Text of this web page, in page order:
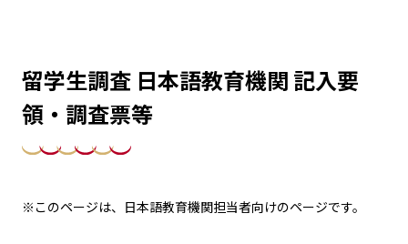
留学生調査 日本語教育機関 記入要
領・調査票等
※このページは、日本語教育機関担当者向けのページです。